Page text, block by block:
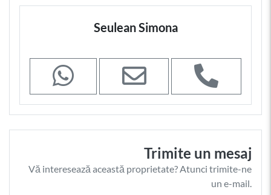
Seulean Simona
Trimite un mesaj
Vă interesează această proprietate? Atunci trimite-ne
un e-mail.